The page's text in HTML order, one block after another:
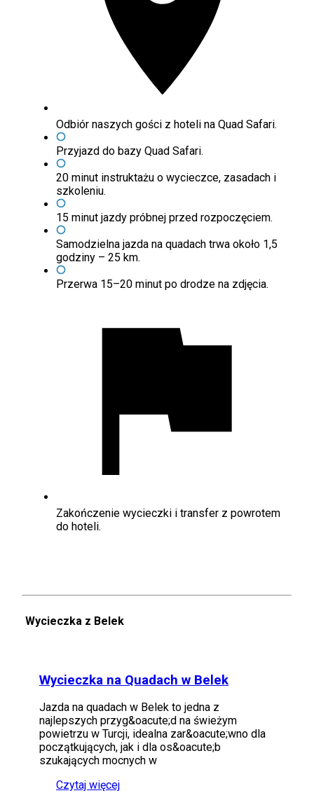
Odbiór naszych gości z hoteli na Quad Safari.
Przyjazd do bazy Quad Safari.
20 minut instruktażu o wycieczce, zasadach i
szkoleniu.
15 minut jazdy próbnej przed rozpoczęciem.
Samodzielna jazda na quadach trwa około 1,5
godziny – 25 km.
Przerwa 15–20 minut po drodze na zdjęcia.
Zakończenie wycieczki i transfer z powrotem
do hoteli.
Wycieczka z Belek
Wycieczka na Quadach w Belek
Jazda na quadach w Belek to jedna z
najlepszych przyg&oacute;d na świeżym
powietrzu w Turcji, idealna zar&oacute;wno dla
początkujących, jak i dla os&oacute;b
szukających mocnych w
Czytaj więcej